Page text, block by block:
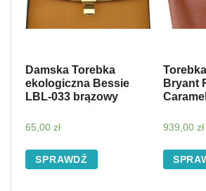
Damska Torebka
ekologiczna Bessie
LBL-033 brązowy
65,00 zł
SPRAWDŹ
Bryant
939,00 zł